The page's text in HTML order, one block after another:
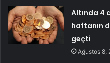
Altında 4
haftanın
geçti
Ağustos 8,